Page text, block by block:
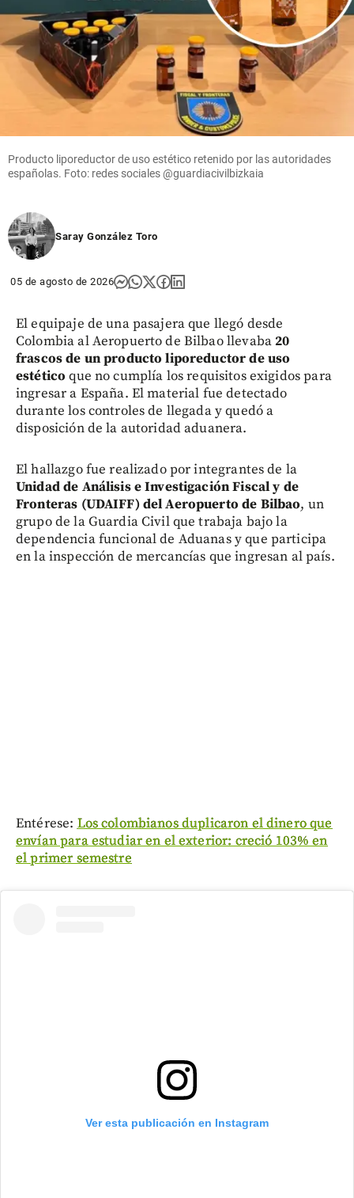
Producto liporeductor de uso estético retenido por las autoridades
españolas. Foto: redes sociales @guardiacivilbizkaia
Saray González Toro
05 de agosto de 2026
El equipaje de una pasajera que llegó desde
Colombia al Aeropuerto de Bilbao llevaba20
frascos de un producto liporeductor de uso
estético que no cumplía los requisitos exigidos para
ingresar a España. El material fue detectado
durante los controles de llegada y quedó a
disposición de la autoridad aduanera.
El hallazgo fue realizado por integrantes de la
Unidad de Análisis e Investigación Fiscal y de
Fronteras (UDAIFF) del Aeropuerto de Bilbao, un
grupo de la Guardia Civil que trabaja bajo la
dependencia funcional de Aduanas y que participa
en la inspección de mercancías que ingresan al país.
Entérese: Los colombianos duplicaron el dinero que
envían para estudiar en el exterior: creció 103% en
el primer semestre
Ver esta publicación en Instagram